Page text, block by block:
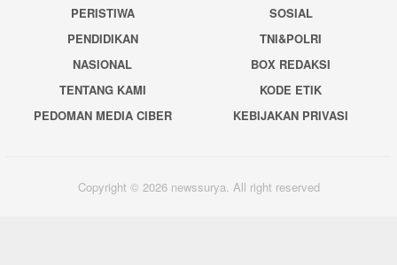
PERISTIWA
SOSIAL
PENDIDIKAN
TNI&POLRI
NASIONAL
BOX REDAKSI
TENTANG KAMI
KODE ETIK
PEDOMAN MEDIA CIBER
KEBIJAKAN PRIVASI
Copyright © 2026 newssurya. All right reserved